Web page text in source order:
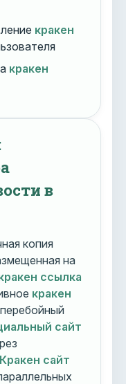
кракен
кракен
в
копия
на
ссылка
кракен
сайт
Кракен сайт